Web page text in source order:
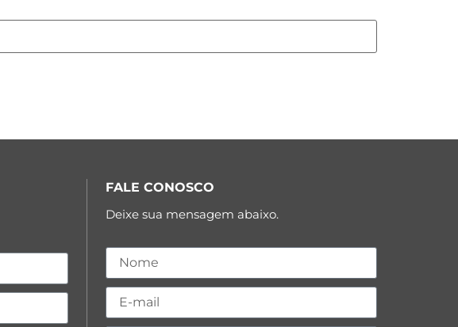
FALE CONOSCO
Deixe sua mensagem abaixo.